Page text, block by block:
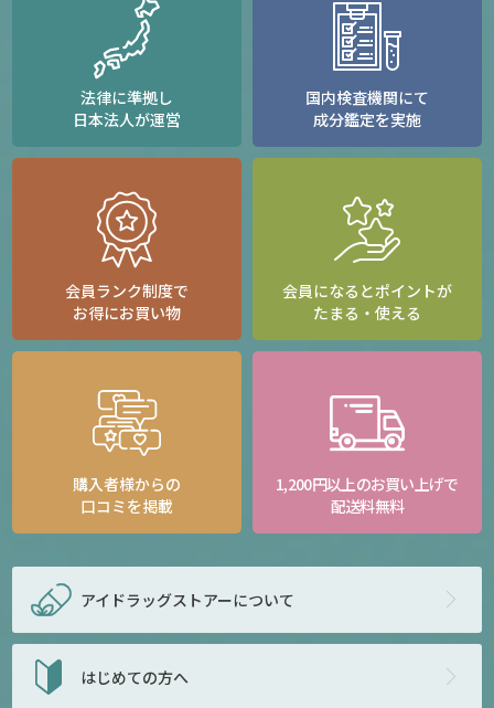
法律に準拠し
日本法人が運営
国内検査機関にて
成分鑑定を実施
会員ランク制度で
お得にお買い物
会員になるとポイントが
たまる・使える
購入者様からの
口コミを掲載
1,200円以上のお買い上げで
配送料無料
アイドラッグストアーについて
はじめての方へ